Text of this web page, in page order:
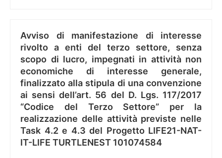
Avviso di manifestazione di interesse
rivolto a enti del terzo settore, senza
scopo di lucro, impegnati in attività non
economiche di interesse generale,
finalizzato alla stipula di una convenzione
ai sensi dell’art. 56 del D. Lgs. 117/2017
“Codice del Terzo Settore” per la
realizzazione delle attività previste nelle
Task 4.2 e 4.3 del Progetto LIFE21-NAT-
IT-LIFE TURTLENEST 101074584